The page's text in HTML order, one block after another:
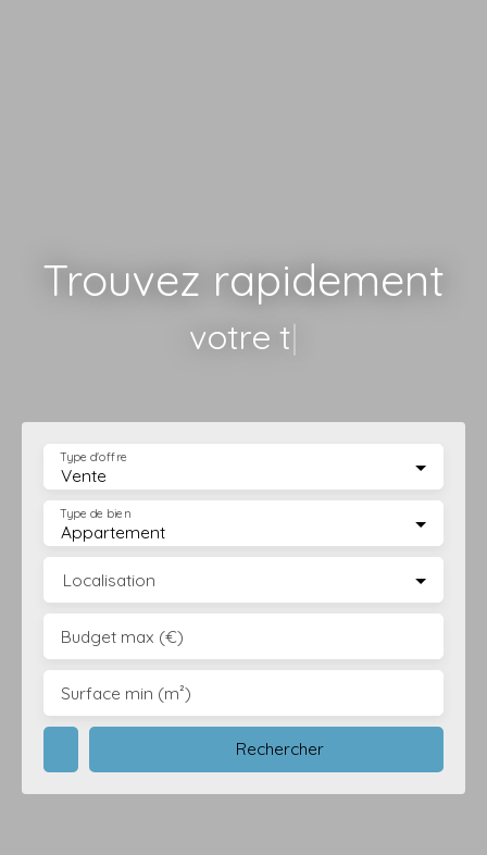
Trouvez rapidement
votre terrain
Vente
Type d'offre
Appartement
Type de bien
Localisation
Budget max (€)
Surface min (m²)
Rechercher